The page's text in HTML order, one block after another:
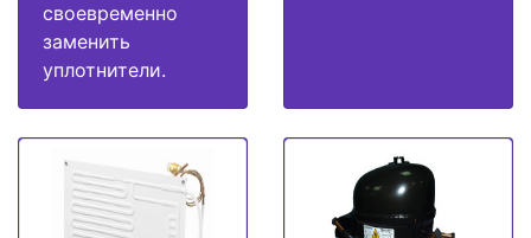
своевременно
заменить
уплотнители.